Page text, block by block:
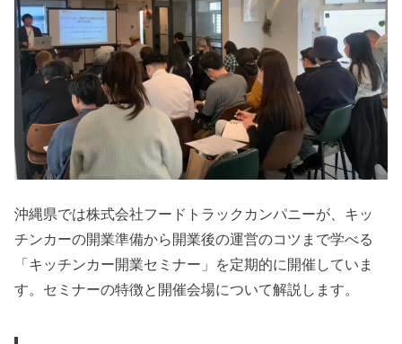
沖縄県では株式会社フードトラックカンパニーが、キッ
チンカーの開業準備から開業後の運営のコツまで学べる
「キッチンカー開業セミナー」を定期的に開催していま
す。セミナーの特徴と開催会場について解説します。